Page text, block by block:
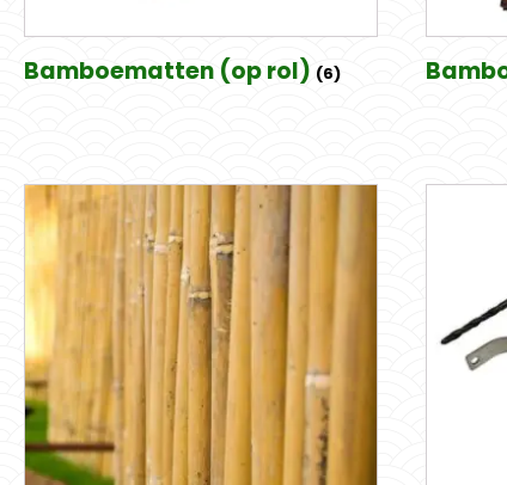
Bamboematten (op rol) (6)